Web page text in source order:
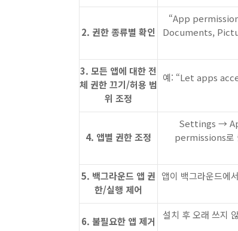
2. 권한 종류별 확인
“App
Documents,
3. 모든 앱에 대한 전
체 권한 끄기/허용 범
위 조정
예: “Let apps
4. 앱별 권한 조정
Settings →
permissions로
5. 백그라운드 앱 권
한/실행 제어
앱이 백그라운드에
6. 불필요한 앱 제거
설치 후 오래 쓰지